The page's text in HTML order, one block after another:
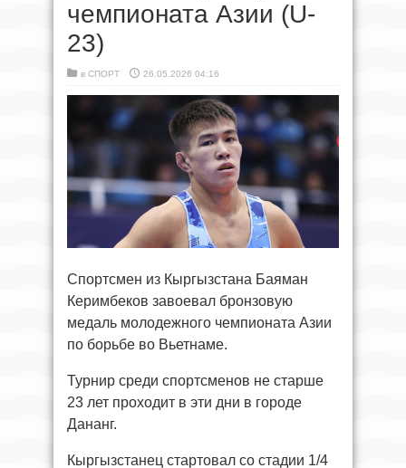
чемпионата Азии (U-
23)
в СПОРТ 26.05.2026 04:16
Спортсмен из Кыргызстана Баяман
Керимбеков завоевал бронзовую
медаль молодежного чемпионата Азии
по борьбе во Вьетнаме.
Турнир среди спортсменов не старше
23 лет проходит в эти дни в городе
Дананг.
Кыргызстанец стартовал со стадии 1/4